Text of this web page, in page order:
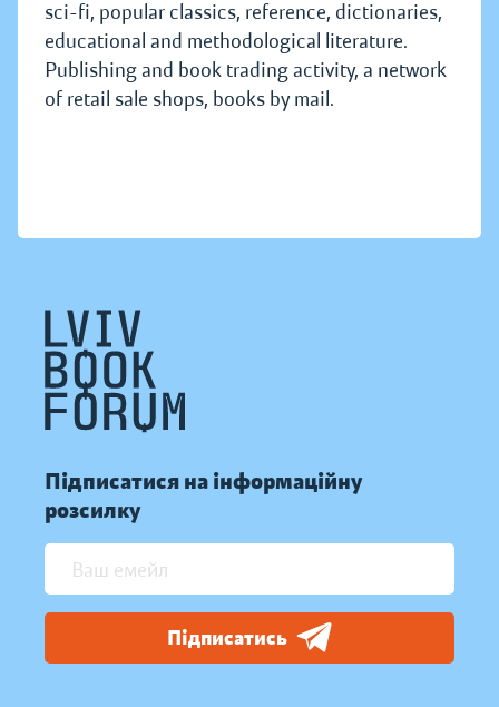
sci-fi, popular classics, reference, dictionaries,
educational and methodological literature.
Publishing and book trading activity, a network
of retail sale shops, books by mail.
Підписатися на інформаційну
розсилку
Підписатись